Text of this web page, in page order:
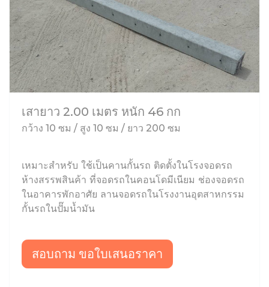
เสายาว 2.00 เมตร หนัก 46 กก
กว้าง 10 ซม / สูง 10 ซม / ยาว 200 ซม
เหมาะสำหรับ ใช้เป็นคานกั้นรถ ติดตั้งในโรงจอดรถ
ห้างสรรพสินค้า ที่จอดรถในคอนโดมีเนียม ช่องจอดรถ
ในอาคารพักอาศัย ลานจอดรถในโรงงานอุตสาหกรรม
กั้นรถในปั๊มน้ำมัน
สอบถาม ขอใบเสนอราคา